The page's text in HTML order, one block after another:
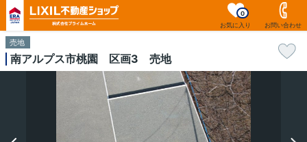
お気に入り
0
お問い合わせ
売地
南アルプス市桃園 区画3 売地